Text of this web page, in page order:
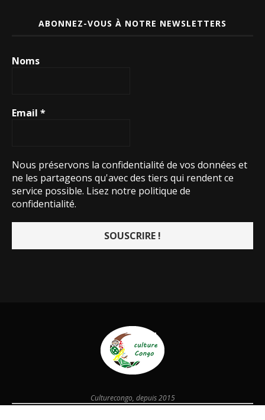
ABONNEZ-VOUS À NOTRE NEWSLETTERS
Noms
Email *
Nous préservons la confidentialité de vos données et
ne les partageons qu'avec des tiers qui rendent ce
service possible. Lisez notre politique de
confidentialité.
Culturecongo, depuis 2015